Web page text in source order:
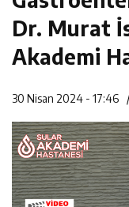
13:28 Yedi Güzel
Dr. Murat
Akademi
30 Nisan 2024 - 17:46